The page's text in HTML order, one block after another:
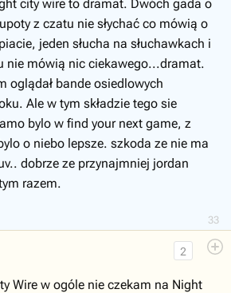
33
city wire to dramat. Dwóch gada o
z czatu nie słychać co mówią o
jeden słucha na słuchawkach i
nie mówią nic ciekawego...dramat.
oglądał bande osiedlowych
Ale w tym składzie tego sie
bylo w find your next game, z
o niebo lepsze. szkoda ze nie ma
dobrze ze przynajmniej jordan
razem.
2
Wire w ogóle nie czekam na Night